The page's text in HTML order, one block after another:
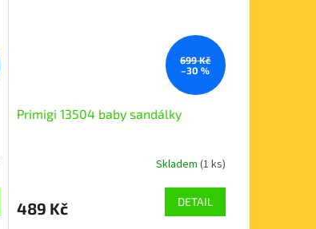
699 Kč
–30 %
Primigi 13504 baby sandálky
Skladem (1 ks)
489 Kč DETAIL